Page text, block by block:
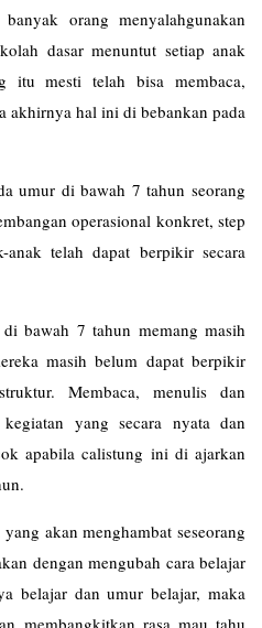
orang menyalahgunakan
dasar menuntut setiap anak
itu mesti telah bisa membaca,
akhirnya hal ini di bebankan pada
umur di bawah 7 tahun seorang
operasional konkret, step
telah dapat berpikir secara
bawah 7 tahun memang masih
masih belum dapat berpikir
Membaca, menulis dan
yang secara nyata dan
apabila calistung ini di ajarkan
akan menghambat seseorang
dengan mengubah cara belajar
belajar dan umur belajar, maka
membangkitkan rasa mau tahu